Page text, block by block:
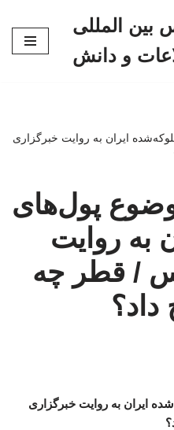
بین المللی
و دانش
ایران به روایت خبرگزاری
پول‌های
به روایت
/ قطر چه
داد؟
ایران به روایت خبرگزاری